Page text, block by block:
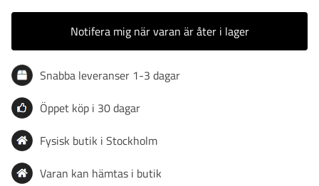
Notifera mig när varan är åter i lager
Snabba leveranser 1-3 dagar
Öppet köp i 30 dagar
Fysisk butik i Stockholm
Varan kan hämtas i butik